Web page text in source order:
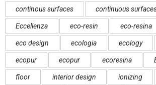
continous surfaces continuous
Eccellenza eco-resin eco-resina
eco design ecologia ecology
ecopur ecopur ecoresina
floor interior design ionizing